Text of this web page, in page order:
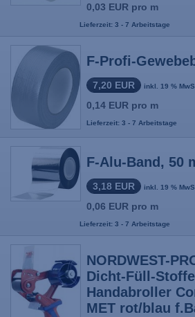
0,03 EUR pro m
Lieferzeit: 3 - 7 Arbeitstage
F-Profi-
7,20 EUR inkl. 19 %
0,14 EUR pro m
Lieferzeit: 3 - 7 Arbeitstage
F-Alu-Band, 50
3,18 EUR inkl. 19 %
0,06 EUR pro m
Lieferzeit: 3 - 7 Arbeitstage
NORDWEST-
Dicht-Füll-
Handabroller
MET rot/blau